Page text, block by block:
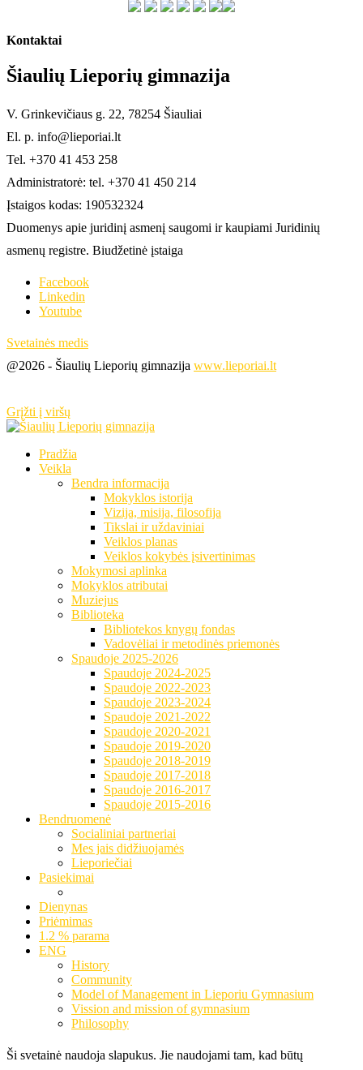
Kontaktai
Šiaulių Lieporių gimnazija
V. Grinkevičiaus g. 22, 78254 Šiauliai
El. p. info@lieporiai.lt
Tel. +370 41 453 258
Administratorė: tel. +370 41 450 214
Įstaigos kodas: 190532324
Duomenys apie juridinį asmenį saugomi ir kaupiami Juridinių
asmenų registre. Biudžetinė įstaiga
Facebook
Linkedin
Youtube
Svetainės medis
@2026 - Šiaulių Lieporių gimnazija www.lieporiai.lt
Grįžti į viršų
Pradžia
Veikla
Bendra informacija
Mokyklos istorija
Vizija, misija, filosofija
Tikslai ir uždaviniai
Veiklos planas
Veiklos kokybės įsivertinimas
Mokymosi aplinka
Mokyklos atributai
Muziejus
Biblioteka
Bibliotekos knygų fondas
Vadovėliai ir metodinės priemonės
Spaudoje 2025-2026
Spaudoje 2024-2025
Spaudoje 2022-2023
Spaudoje 2023-2024
Spaudoje 2021-2022
Spaudoje 2020-2021
Spaudoje 2019-2020
Spaudoje 2018-2019
Spaudoje 2017-2018
Spaudoje 2016-2017
Spaudoje 2015-2016
Bendruomenė
Socialiniai partneriai
Mes jais didžiuojamės
Lieporiečiai
Pasiekimai
Dienynas
Priėmimas
1.2 % parama
ENG
History
Community
Model of Management in Lieporiu Gymnasium
Vission and mission of gymnasium
Philosophy
Ši svetainė naudoja slapukus. Jie naudojami tam, kad būtų